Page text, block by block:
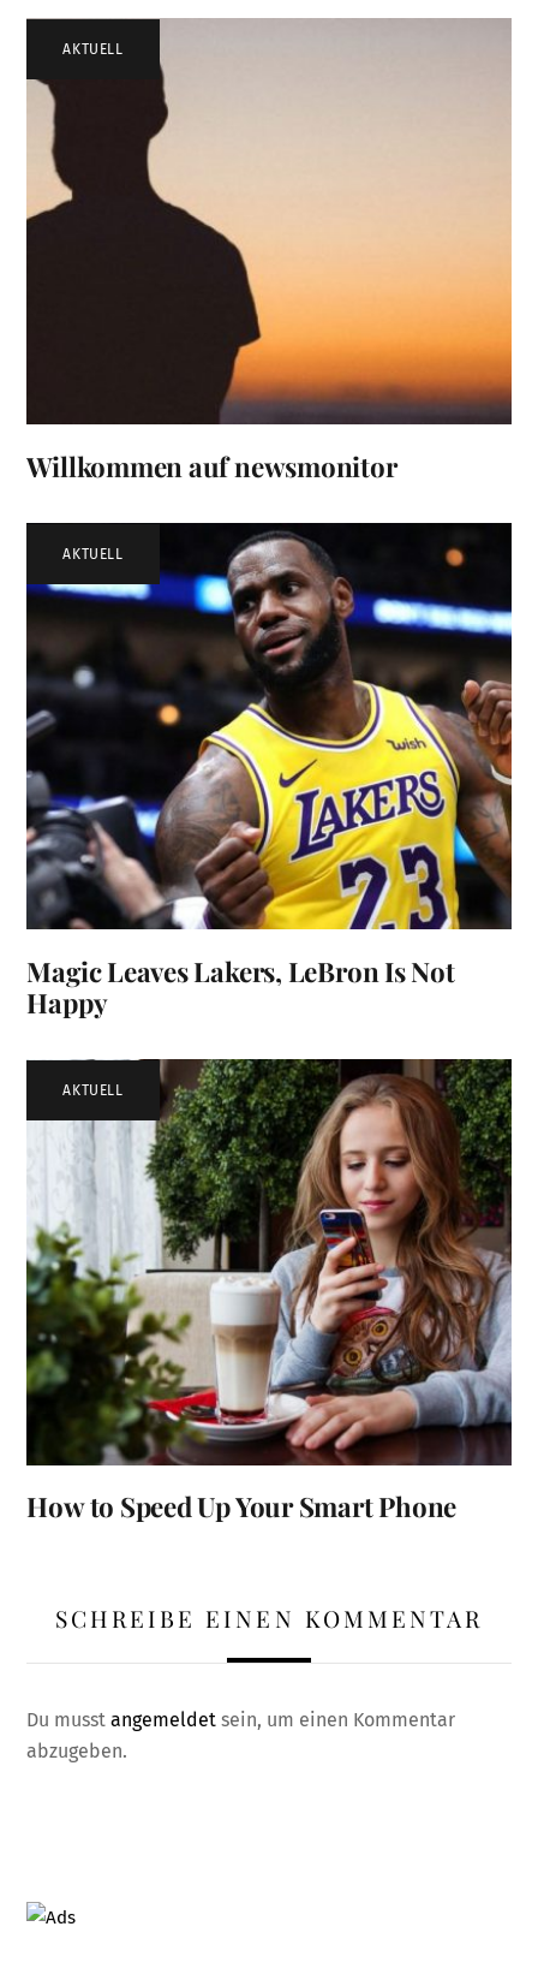
AKTUELL
Willkommen auf newsmonitor
AKTUELL
Magic Leaves Lakers, LeBron Is Not
Happy
AKTUELL
How to Speed Up Your Smart Phone
SCHREIBE EINEN KOMMENTAR
Du musstangemeldet sein, um einen Kommentar
abzugeben.